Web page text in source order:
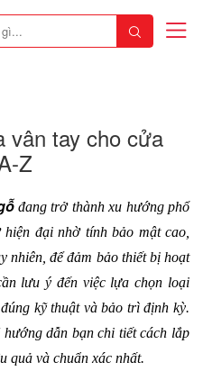
vân tay cho cửa
Z
đang trở thành xu hướng phổ
đại nhờ tính bảo mật cao,
nhiên, để đảm bảo thiết bị hoạt
lưu ý đến việc lựa chọn loại
kỹ thuật và bảo trì định kỳ.
dẫn bạn chi tiết cách lắp
quả và chuẩn xác nhất.